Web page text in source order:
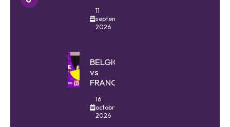
11
septembre
2026
BELGIQUE
vs
FRANCE
16
octobre
2026